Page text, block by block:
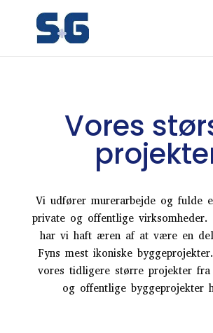
Vores
Vi udfører murerarbejde og fulde
private og offentlige virksomheder.
har vi haft æren af at være en
Fyns mest ikoniske
vores tidligere større projekter fra
og offentlige byggeprojekter